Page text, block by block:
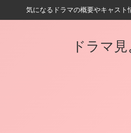
気になるドラマの概要やキャスト
ドラマ見